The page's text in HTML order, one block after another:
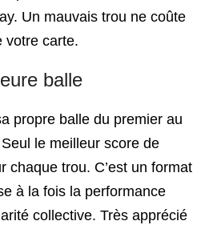
Un mauvais trou ne coûte
votre carte.
balle
propre balle du premier au
le meilleur score de
chaque trou. C’est un format
à la fois la performance
collective. Très apprécié